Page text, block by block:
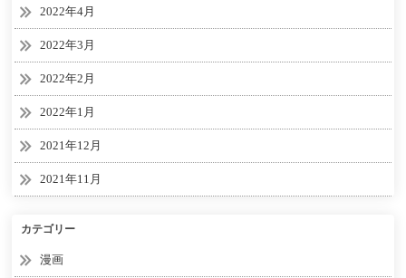
2022年4月
2022年3月
2022年2月
2022年1月
2021年12月
2021年11月
カテゴリー
漫画